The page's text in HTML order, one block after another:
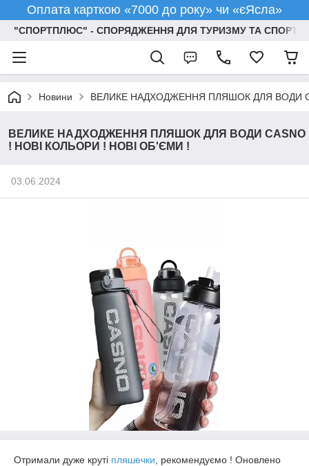
Оплата карткою «7000 до року» чи «єЯсла»
"СПОРТПЛЮС" - СПОРЯДЖЕННЯ ДЛЯ ТУРИЗМУ ТА СПОРТУ
Новини ВЕЛИКЕ НАДХОДЖЕННЯ ПЛЯШОК ДЛЯ ВОДИ
ВЕЛИКЕ НАДХОДЖЕННЯ ПЛЯШОК ДЛЯ ВОДИ CASNO
! НОВІ КОЛЬОРИ ! НОВІ ОБ'ЄМИ !
03.06.2024
Отримали дуже круті пляшечки , рекомендуємо ! Оновлено